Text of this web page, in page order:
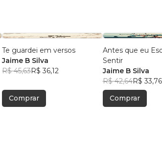
Te guardei em versos
Jaime B Silva
R$ 45,63R$ 36,12
Comprar
Antes que eu
Sentir
Jaime B Silva
R$ 42,64R$ 33,76
Comprar